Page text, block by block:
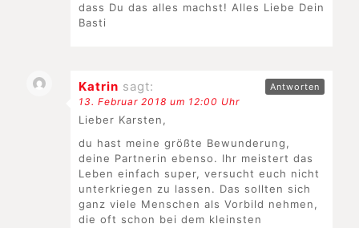
dass Du das alles machst! Alles Liebe Dein
Basti
Katrin sagt:
13. Februar 2018 um 12:00 Uhr
Lieber Karsten,
du hast meine größte Bewunderung,
deine Partnerin ebenso. Ihr meistert das
Leben einfach super, versucht euch nicht
unterkriegen zu lassen. Das sollten sich
ganz viele Menschen als Vorbild nehmen,
die oft schon bei dem kleinsten
Antworten